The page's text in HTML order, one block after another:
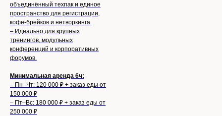
объединённый техпак и единое
пространство для регистрации,
кофе-брейков и нетворкинга.
– Идеально для крупных
тренингов, модульных
конференций и корпоративных
форумов.
Минимальная аренда 6ч:
– Пн–Чт: 120 000 ₽ + заказ еды от
150 000 ₽
– Пт–Вс: 180 000 ₽ + заказ еды от
250 000 ₽